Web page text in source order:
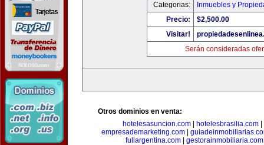
Categorias:
Inmuebles y
Precio:
$2,500.00
Visitar!
Serán consideradas
Otros dominios en venta:
hotelesasuncion.com| hotelesbrasilia.com|
empresademarketing.com|
fullargentina.com
gestorainmobiliaria.com